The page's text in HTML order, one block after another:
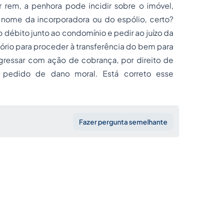
a penhora pode incidir sobre o imóvel,
da incorporadora ou do espólio, certo?
débito junto ao condomínio e pedir ao juízo da
para proceder à transferência do bem para
com ação de cobrança, por direito de
de dano moral. Está correto esse
Fazer pergunta semelhante